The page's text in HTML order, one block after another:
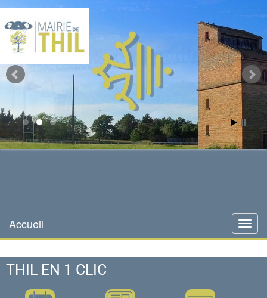
Mairie de Thil
site officiel
Menu
Accueil
THIL EN 1 CLIC